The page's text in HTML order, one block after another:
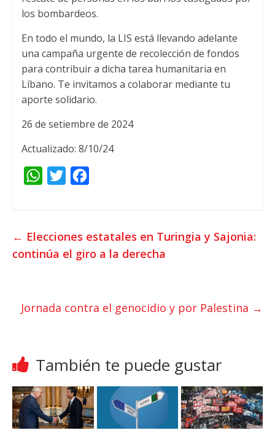
los bombardeos.
En todo el mundo, la LIS está llevando adelante
una campaña urgente de recolección de fondos
para contribuir a dicha tarea humanitaria en
Líbano. Te invitamos a colaborar mediante tu
aporte solidario.
26 de setiembre de 2024
Actualizado: 8/10/24
W
s
p
t
b
k
← Elecciones estatales en Turingia y Sajonia:
continúa el giro a la derecha
Jornada contra el genocidio y por Palestina →
También te puede gustar